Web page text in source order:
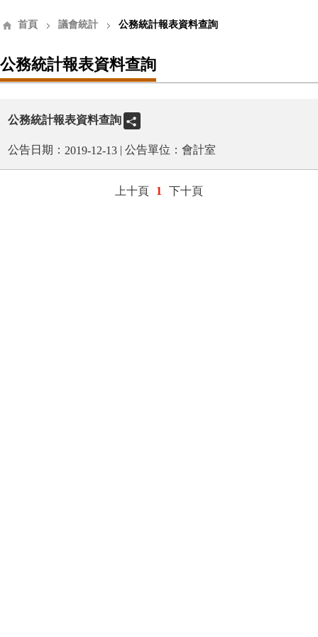
首頁 議會統計 公務統計報表資料查詢
公務統計報表資料查詢
公務統計報表資料查詢
公告日期： 2019-12-13 | 公告單位：會計室
上十頁 1 下十頁